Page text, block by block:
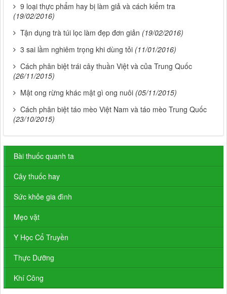
9 loại thực phẩm hay bị làm giả và cách kiểm tra
(19/02/2016)
Tận dụng trà túi lọc làm đẹp đơn giản (19/02/2016)
3 sai lầm nghiêm trọng khi dùng tỏi (11/01/2016)
Cách phân biệt trái cây thuần Việt và của Trung Quốc
(26/11/2015)
Mật ong rừng khác mật gì ong nuôi (05/11/2015)
Cách phân biệt táo mèo Việt Nam và táo mèo Trung Quốc
(23/10/2015)
Bài thuốc quanh ta
Cây thuốc hay
Sức khỏe gia đình
Mẹo vặt
Y Học Cổ Truyền
Thực Dưỡng
Khí Công